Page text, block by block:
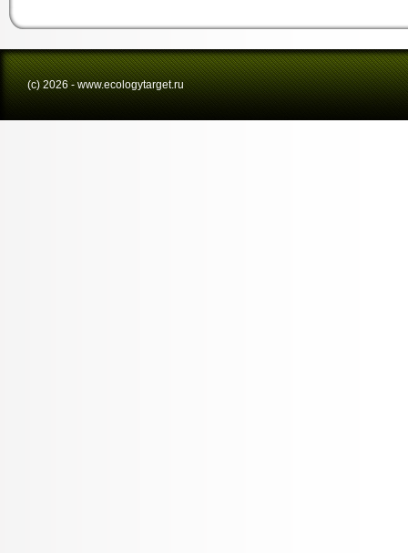
(с) 2026 - www.ecologytarget.ru